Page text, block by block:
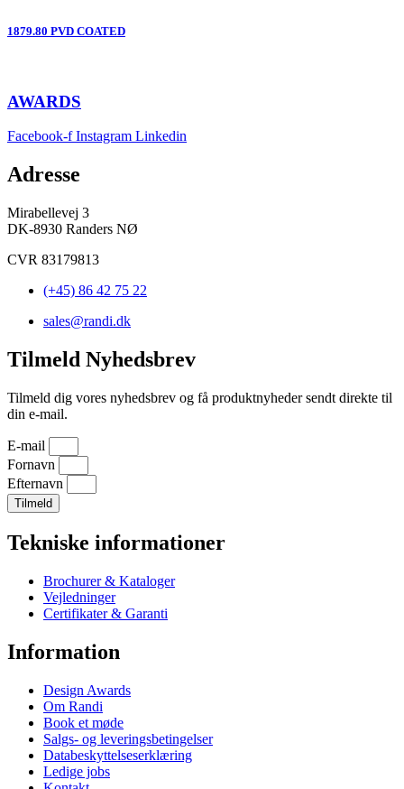
1879.80 PVD COATED
AWARDS
Facebook-f Instagram Linkedin
Adresse
Mirabellevej 3
DK-8930 Randers NØ
CVR 83179813
(+45) 86 42 75 22
sales@randi.dk
Tilmeld Nyhedsbrev
Tilmeld dig vores nyhedsbrev og få produktnyheder sendt direkte til
din e-mail.
E-mail
Fornavn
Efternavn
Tilmeld
Tekniske informationer
Brochurer & Kataloger
Vejledninger
Certifikater & Garanti
Information
Design Awards
Om Randi
Book et møde
Salgs- og leveringsbetingelser
Databeskyttelseserklæring
Ledige jobs